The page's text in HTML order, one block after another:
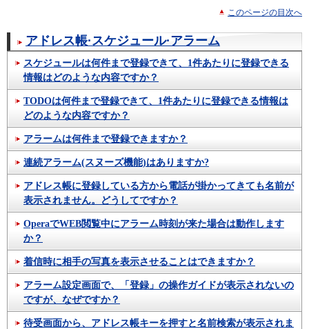
このページの目次へ
アドレス帳·スケジュール·アラーム
スケジュールは何件まで登録できて、1件あたりに登録できる
情報はどのような内容ですか？
TODOは何件まで登録できて、1件あたりに登録できる情報は
どのような内容ですか？
アラームは何件まで登録できますか？
連続アラーム(スヌーズ機能)はありますか?
アドレス帳に登録している方から電話が掛かってきても名前が
表示されません。どうしてですか？
OperaでWEB閲覧中にアラーム時刻が来た場合は動作します
か？
着信時に相手の写真を表示させることはできますか？
アラーム設定画面で、「登録」の操作ガイドが表示されないの
ですが、なぜですか？
待受画面から、アドレス帳キーを押すと名前検索が表示されま